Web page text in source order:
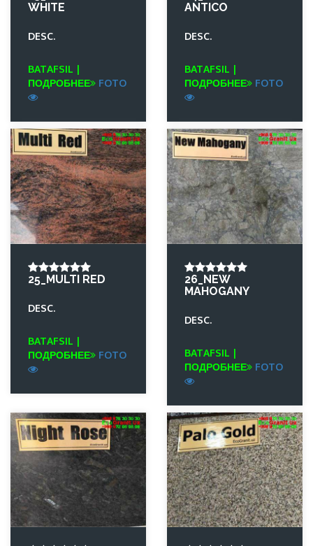
WHITE
DESC.
BATAFSIL |
ПОДРОБНЕЕ
FOTO
ANTICO
DESC.
BATAFSIL |
ПОДРОБНЕЕ
FOTO
25_MULTI RED
DESC.
BATAFSIL |
ПОДРОБНЕЕ
FOTO
26_NEW
MAHOGANY
DESC.
BATAFSIL |
ПОДРОБНЕЕ
FOTO